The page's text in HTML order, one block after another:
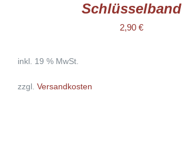
Schlüsselband
2,90 €
inkl. 19 % MwSt.
zzgl. Versandkosten